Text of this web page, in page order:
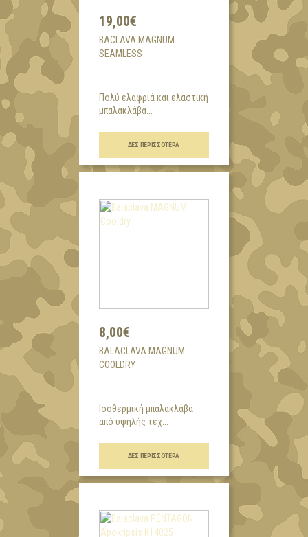
19,00€
BACLAVA MAGNUM
SEAMLESS
Πολύ ελαφριά και ελαστική
μπαλακλάβα...
ΔΕΣ ΠΕΡΙΣΣΌΤΕΡΑ
8,00€
BALACLAVA MAGNUM
COOLDRY
Ισοθερμική μπαλακλάβα
από υψηλής τεχ...
ΔΕΣ ΠΕΡΙΣΣΌΤΕΡΑ